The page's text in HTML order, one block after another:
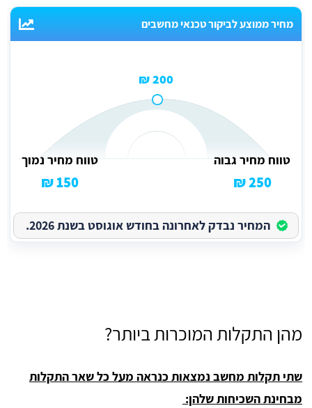
מחיר ממוצע לביקור טכנאי מחשבים
200 ₪
טווח מחיר גבוה
250 ₪
טווח מחיר נמוך
150 ₪
המחיר נבדק לאחרונה בחודש אוגוסט בשנת 2026.
מהן התקלות המוכרות ביותר?
שתי תקלות מחשב נמצאות כנראה מעל כל שאר התקלות
מבחינת השכיחות שלהן: